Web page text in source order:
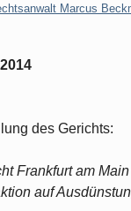
Marcus
des Gerichts:
Frankfurt am
auf